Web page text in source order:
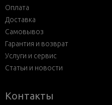
Оплата
Доставка
Самовывоз
Гарантия и возврат
Услуги и сервис
Статьи и новости
Контакты